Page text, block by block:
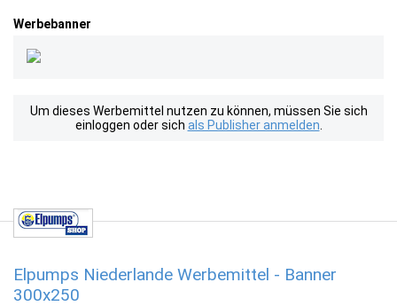
Werbebanner
Um dieses Werbemittel nutzen zu können, müssen Sie sich
einloggen oder sich als Publisher anmelden
Elpumps Niederlande Werbemittel - Banner
300x250